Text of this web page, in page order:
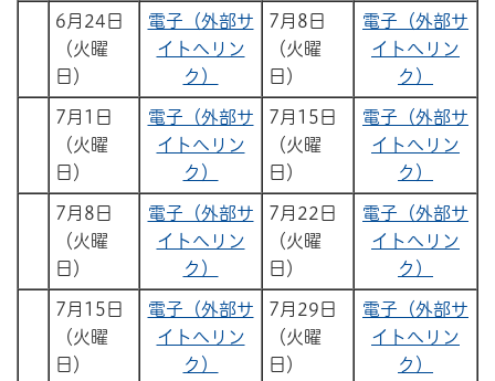
6月24日
（火曜
日）
電子（外部サ
イトへリン
ク）
7月8日
（火曜
日）
電子（外部サ
イトへリン
ク）
7月1日
（火曜
日）
電子（外部サ
イトへリン
ク）
7月15日
（火曜
日）
電子（外部サ
イトへリン
ク）
7月8日
（火曜
日）
電子（外部サ
イトへリン
ク）
7月22日
（火曜
日）
電子（外部サ
イトへリン
ク）
7月15日
（火曜
日）
電子（外部サ
イトへリン
ク）
7月29日
（火曜
日）
電子（外部サ
イトへリン
ク）